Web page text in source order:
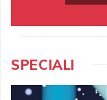
SPECIALI